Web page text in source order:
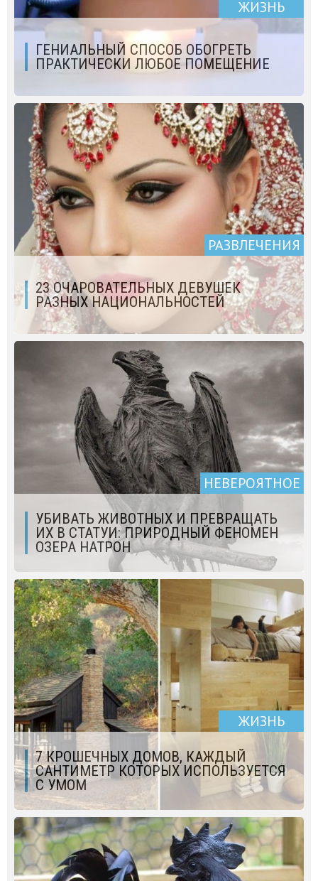
ЖИЗНЬ
ГЕНИАЛЬНЫЙ СПОСОБ ОБОГРЕТЬ
ПРАКТИЧЕСКИ ЛЮБОЕ ПОМЕЩЕНИЕ
РАЗВЛЕЧЕНИЯ
23 ОЧАРОВАТЕЛЬНЫХ ДЕВУШЕК
РАЗНЫХ НАЦИОНАЛЬНОСТЕЙ
НЕВЕРОЯТНОЕ
УБИВАТЬ ЖИВОТНЫХ И ПРЕВРАЩАТЬ
ИХ В СТАТУИ: ПРИРОДНЫЙ ФЕНОМЕН
ОЗЕРА НАТРОН
ЖИЗНЬ
7 КРОШЕЧНЫХ ДОМОВ, КАЖДЫЙ
САНТИМЕТР КОТОРЫХ ИСПОЛЬЗУЕТСЯ
С УМОМ